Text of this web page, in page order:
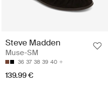
Steve Madden
Muse-SM
36 37 38 39 40
139.99 €